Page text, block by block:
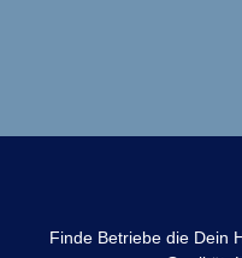
Finde Betriebe die Dein